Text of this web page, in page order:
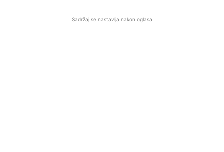
Sadržaj se nastavlja nakon oglasa